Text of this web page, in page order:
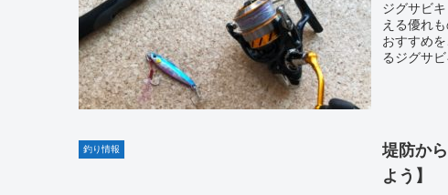
ジグサビ
える優れ
おすすめ
るジグサ
釣り情報
堤防か
よう】